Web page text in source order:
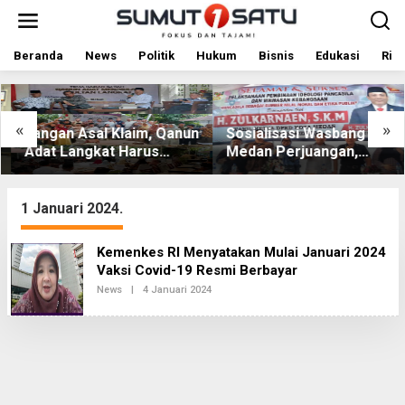
t
i
k
o
n
Beranda News Politik Hukum Bisnis Edukasi
« »
Jangan Asal Klaim, Qanun
Adat Langkat Harus
Dibuktikan Lewat Kajian
Sosialisasi Wasbang di
Medan Perjuangan,
Zulkarnaen Janji
1 Januari 2024.
Kemenkes RI Menyatakan Mulai Januari 2024
Vaksi Covid-19 Resmi Berbayar
News | 4 Januari 2024O
E